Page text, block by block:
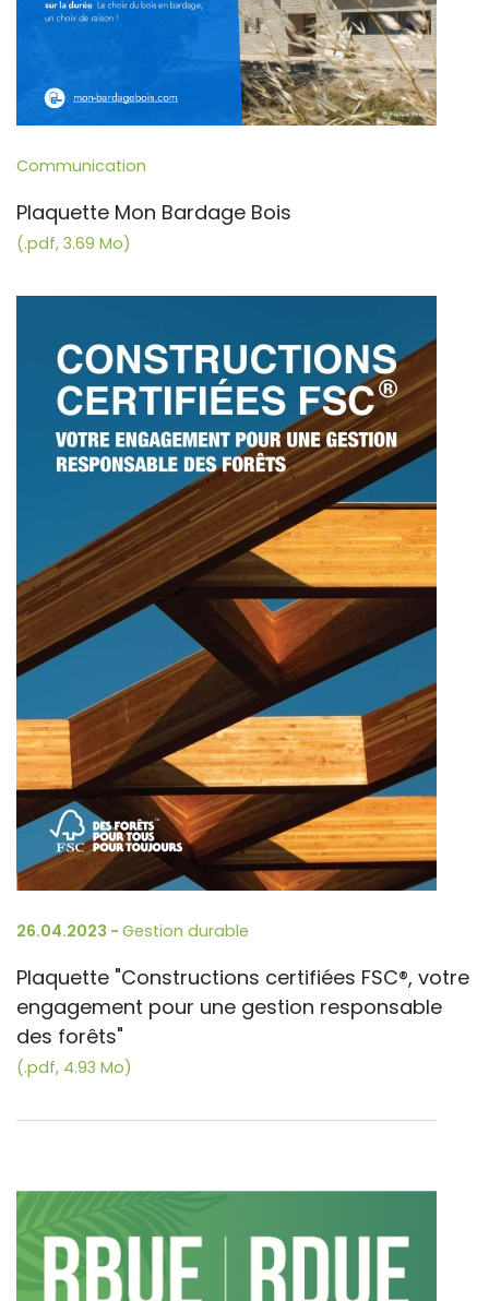
Communication
Plaquette Mon Bardage Bois
(.pdf, 3.69 Mo)
26.04.2023 - Gestion durable
Plaquette "Constructions certifiées FSC®, votre
engagement pour une gestion responsable
des forêts"
(.pdf, 4.93 Mo)